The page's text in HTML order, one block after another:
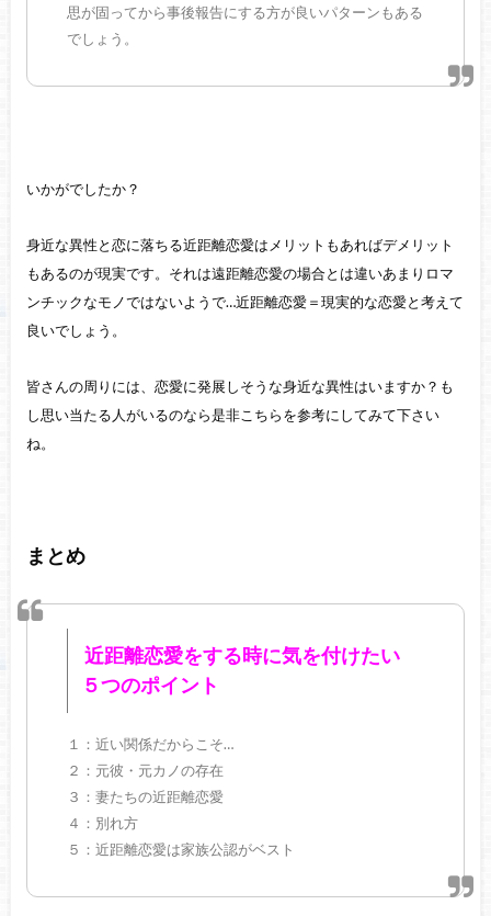
思が固ってから事後報告にする方が良いパターンもある
でしょう。
いかがでしたか？
身近な異性と恋に落ちる近距離恋愛はメリットもあればデメリット
もあるのが現実です。それは遠距離恋愛の場合とは違いあまりロマ
ンチックなモノではないようで…近距離恋愛＝現実的な恋愛と考えて
良いでしょう。
皆さんの周りには、恋愛に発展しそうな身近な異性はいますか？も
し思い当たる人がいるのなら是非こちらを参考にしてみて下さい
ね。
まとめ
近距離恋愛をする時に気を付けたい
５つのポイント
１：近い関係だからこそ…
２：元彼・元カノの存在
３：妻たちの近距離恋愛
４：別れ方
５：近距離恋愛は家族公認がベスト